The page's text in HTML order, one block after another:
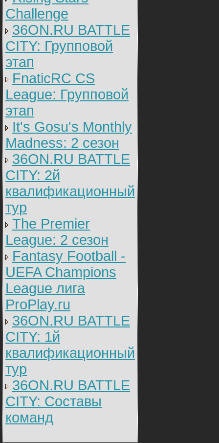
Challenge
36ON.RU BATTLE
CITY: Групповой
этап
FnaticRC CS
League: Групповой
этап
It's Gosu's Monthly
Madness: 2 сезон
36ON.RU BATTLE
CITY: 2й
квалификационный
тур
The Premier
League: 2 cезон
Fantasy Football -
UEFA Champions
League лига
ProPlay.ru
36ON.RU BATTLE
CITY: 1й
квалификационный
тур
36ON.RU BATTLE
CITY: Составы
команд